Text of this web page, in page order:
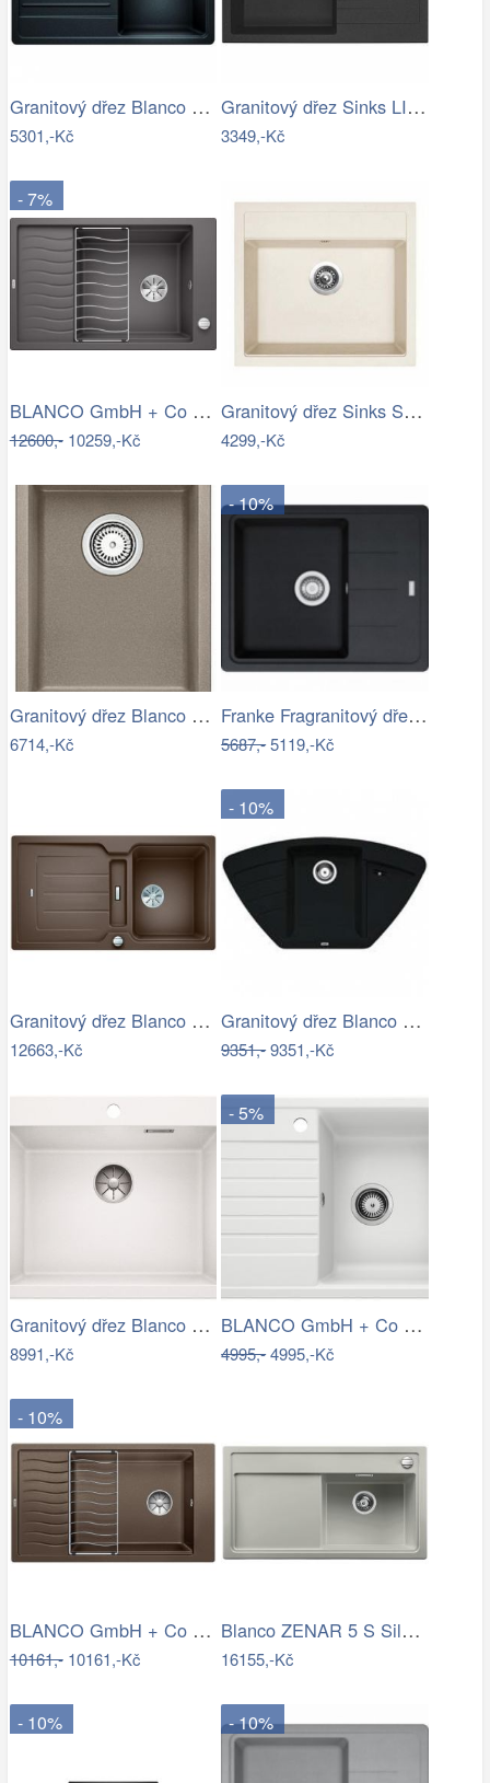
Granitový dřez Blanco LEGRA 45 S…
5301,-Kč
Granitový dřez Sinks LINEA 780 N…
3349,-Kč
- 7%
BLANCO GmbH + Co KG Granitový dřez…
12600,-10259,-Kč
Granitový dřez Sinks SOLO 560 Sahara
4299,-Kč
Granitový dřez Blanco SUBLINE 320-U…
6714,-Kč
- 10%
Franke Fragranitový dřez BFG 611-62,…
5687,-5119,-Kč
Granitový dřez Blanco CLASSIC Neo 5 S…
12663,-Kč
- 10%
Granitový dřez Blanco ZIA 9 E antracit…
9351,-9351,-Kč
Granitový dřez Blanco PLEON 6 InFino…
8991,-Kč
- 5%
BLANCO GmbH + Co KG Granitový dřez…
4995,-4995,-Kč
- 10%
BLANCO GmbH + Co KG Granitový dřez…
10161,-10161,-Kč
Blanco ZENAR 5 S Silgranit perlově šedá…
16155,-Kč
- 10% - 10%